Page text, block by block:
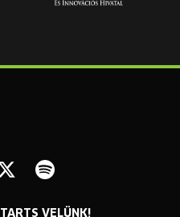
TARTS VELÜNK!